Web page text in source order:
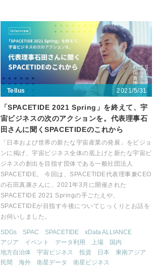
Tellus 2021/5/31
「SPACETIDE 2021 Spring」を終えて、宇
宙ビジネスの次のアクションを。代表理事石
田さんに聞くSPACETIDEのこれから
「日本および世界の新たな宇宙産業の発展」をビジョ
ンに掲げ、宇宙ビジネス全体の底上げと新たな宇宙ビ
ジネスの創出を目指す団体である一般社団法人
SPACETIDE。 今回は、SPACETIDE代表理事兼CEO
の石田真康さんに、2021年3月に開催された
SPACETIDE 2021 Springの手ごたえや、
SPACETIDEが目指す今後についてじっくりとお話を
お伺いしました。
SDGs SPAC SPACETIDE
xData ALLIANCE
アジア
イベント データ利用 上場
国内
地方自治体
宇宙ビジネス 投資 日本
東南アジア
民間
海外 衛星データ 衛星ビジネス